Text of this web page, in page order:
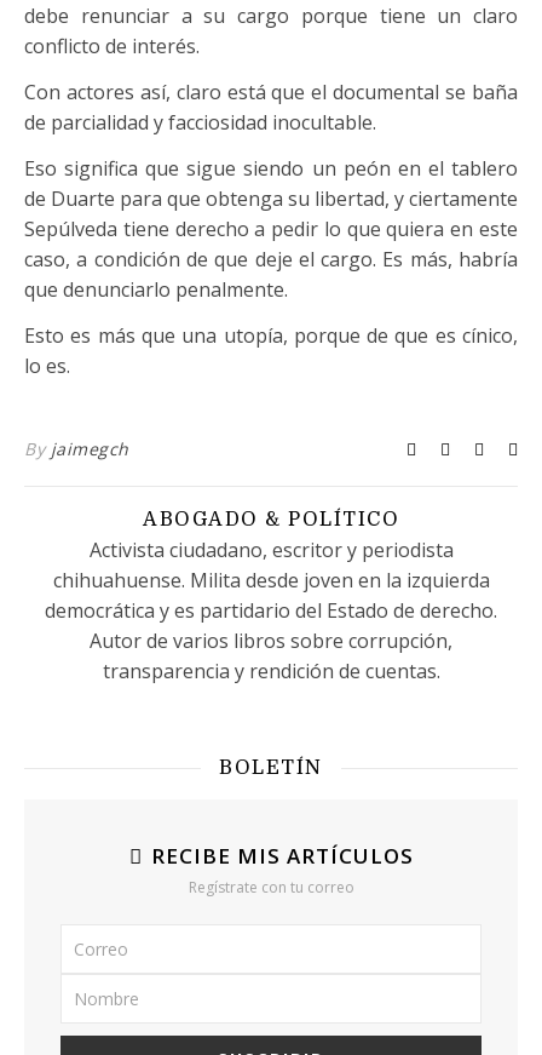
debe renunciar a su cargo porque tiene un claro
conflicto de interés.
Con actores así, claro está que el documental se baña
de parcialidad y facciosidad inocultable.
Eso significa que sigue siendo un peón en el tablero
de Duarte para que obtenga su libertad, y ciertamente
Sepúlveda tiene derecho a pedir lo que quiera en este
caso, a condición de que deje el cargo. Es más, habría
que denunciarlo penalmente.
Esto es más que una utopía, porque de que es cínico,
lo es.
By jaimegch
ABOGADO & POLÍTICO
Activista ciudadano, escritor y periodista
chihuahuense. Milita desde joven en la izquierda
democrática y es partidario del Estado de derecho.
Autor de varios libros sobre corrupción,
transparencia y rendición de cuentas.
BOLETÍN
RECIBE MIS ARTÍCULOS
Regístrate con tu correo